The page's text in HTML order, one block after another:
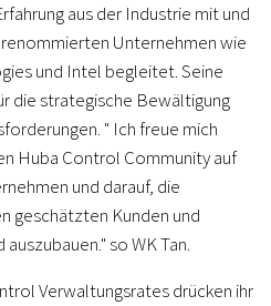
aus der Industrie mit und
Unternehmen wie
und Intel begleitet. Seine
die strategische Bewältigung
" Ich freue mich
Huba Control Community auf
und darauf, die
geschätzten Kunden und
so WK Tan.
Verwaltungsrates drücken ihr